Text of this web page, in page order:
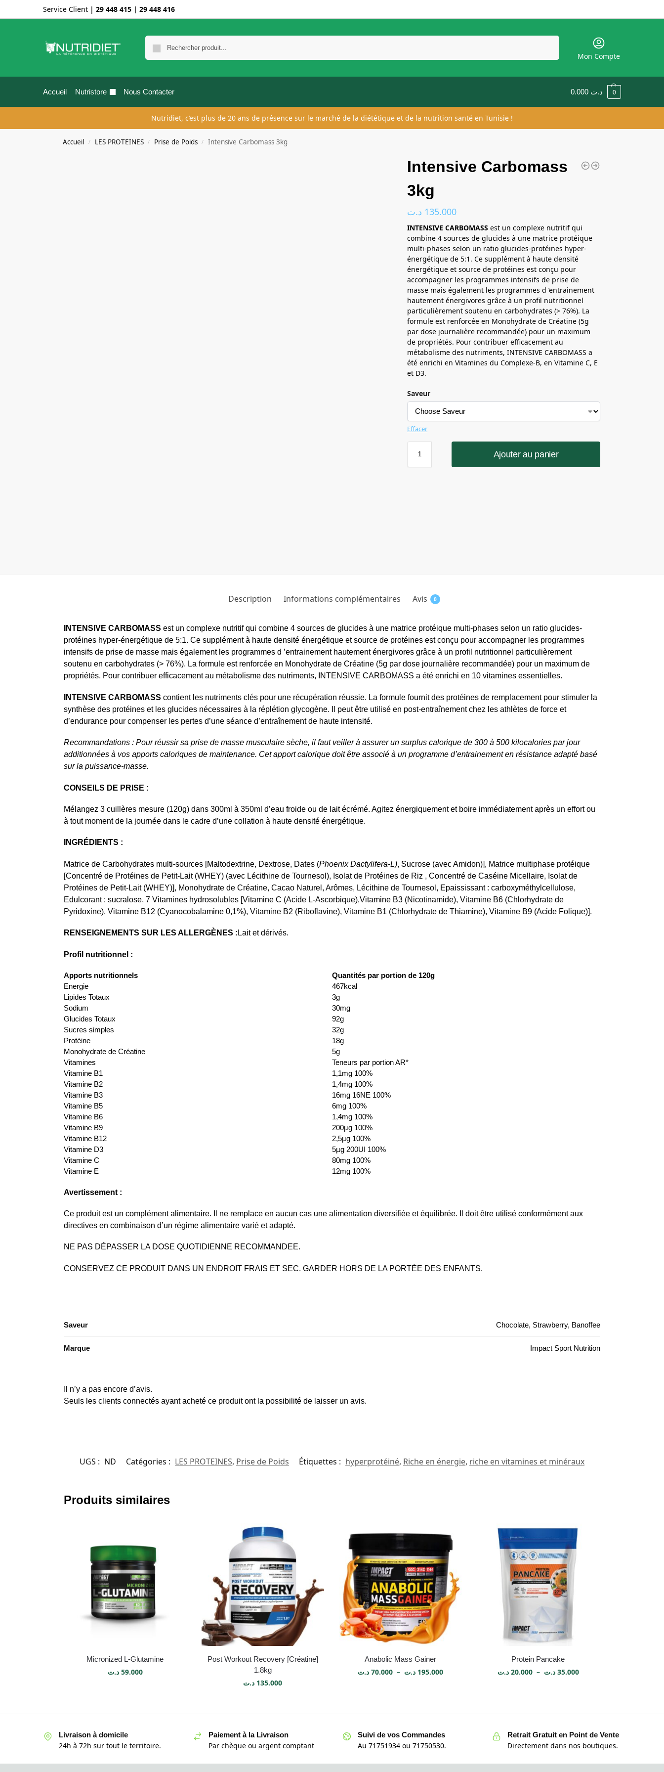
Service Client | 29 448 415 | 29 448 416
Mon Compte
Accueil Nutristore Nous Contacter 0.000 د.ت 0
Nutridiet, c’est plus de 20 ans de présence sur le marché de la diététique et de la nutrition santé en Tunisie !
Accueil / LES PROTEINES / Prise de Poids / Intensive Carbomass 3kg
Intensive Carbomass
3kg
135.000 د.ت
INTENSIVE CARBOMASS est un complexe nutritif qui
combine 4 sources de glucides à une matrice protéique
multi-phases selon un ratio glucides-protéines hyper-
énergétique de 5:1. Ce supplément à haute densité
énergétique et source de protéines est conçu pour
accompagner les programmes intensifs de prise de
masse mais également les programmes d ’entrainement
hautement énergivores grâce à un profil nutritionnel
particulièrement soutenu en carbohydrates (> 76%). La
formule est renforcée en Monohydrate de Créatine (5g
par dose journalière recommandée) pour un maximum
de propriétés. Pour contribuer efficacement au
métabolisme des nutriments, INTENSIVE CARBOMASS a
été enrichi en Vitamines du Complexe-B, en Vitamine C, E
et D3.
Saveur
Effacer
Ajouter au panier
Description Informations complémentaires Avis 0
INTENSIVE CARBOMASS est un complexe nutritif qui combine 4 sources de glucides à une matrice protéique multi-phases selon un ratio glucides-
protéines hyper-énergétique de 5:1. Ce supplément à haute densité énergétique et source de protéines est conçu pour accompagner les programmes
intensifs de prise de masse mais également les programmes d ’entrainement hautement énergivores grâce à un profil nutritionnel particulièrement
soutenu en carbohydrates (> 76%). La formule est renforcée en Monohydrate de Créatine (5g par dose journalière recommandée) pour un maximum de
propriétés. Pour contribuer efficacement au métabolisme des nutriments, INTENSIVE CARBOMASS a été enrichi en 10 vitamines essentielles.
INTENSIVE CARBOMASS contient les nutriments clés pour une récupération réussie. La formule fournit des protéines de remplacement pour stimuler la
synthèse des protéines et les glucides nécessaires à la réplétion glycogène. Il peut être utilisé en post-entraînement chez les athlètes de force et
d’endurance pour compenser les pertes d’une séance d’entraînement de haute intensité.
Recommandations : Pour réussir sa prise de masse musculaire sèche, il faut veiller à assurer un surplus calorique de 300 à 500 kilocalories par jour
additionnées à vos apports caloriques de maintenance. Cet apport calorique doit être associé à un programme d’entrainement en résistance adapté basé
sur la puissance-masse.
CONSEILS DE PRISE :
Mélangez 3 cuillères mesure (120g) dans 300ml à 350ml d’eau froide ou de lait écrémé. Agitez énergiquement et boire immédiatement après un effort ou
à tout moment de la journée dans le cadre d’une collation à haute densité énergétique.
INGRÉDIENTS :
Matrice de Carbohydrates multi-sources [Maltodextrine, Dextrose, Dates (PhoenixDactylifera-L), Sucrose (avec Amidon)], Matrice multiphase protéique
[Concentré de Protéines de Petit-Lait (WHEY) (avec Lécithine de Tournesol), Isolat de Protéines de Riz , Concentré de Caséine Micellaire, Isolat de
Protéines de Petit-Lait (WHEY)], Monohydrate de Créatine, Cacao Naturel, Arômes, Lécithine de Tournesol, Epaississant : carboxyméthylcellulose,
Edulcorant : sucralose, 7 Vitamines hydrosolubles [Vitamine C (Acide L-Ascorbique),Vitamine B3 (Nicotinamide), Vitamine B6 (Chlorhydrate de
Pyridoxine), Vitamine B12 (Cyanocobalamine 0,1%), Vitamine B2 (Riboflavine), Vitamine B1 (Chlorhydrate de Thiamine), Vitamine B9 (Acide Folique)].
RENSEIGNEMENTS SUR LES ALLERGÈNES : Lait et dérivés.
Profil nutritionnel :
Apports nutritionnels
Quantités par portion de 120g
Energie
467kcal
Lipides Totaux
3g
Sodium
30mg
Glucides Totaux
92g
Sucres simples
32g
Protéine
18g
Monohydrate de Créatine
5g
Vitamines
Teneurs par portion AR*
Vitamine B1
1,1mg 100%
Vitamine B2
1,4mg 100%
Vitamine B3
16mg 16NE 100%
Vitamine B5
6mg 100%
Vitamine B6
1,4mg 100%
Vitamine B9
200µg 100%
Vitamine B12
2,5µg 100%
Vitamine D3
5µg 200UI 100%
Vitamine C
80mg 100%
Vitamine E
12mg 100%
Avertissement :
Ce produit est un complément alimentaire. Il ne remplace en aucun cas une alimentation diversifiée et équilibrée. Il doit être utilisé conformément aux
directives en combinaison d’un régime alimentaire varié et adapté.
NE PAS DÉPASSER LA DOSE QUOTIDIENNE RECOMMANDEE.
CONSERVEZ CE PRODUIT DANS UN ENDROIT FRAIS ET SEC. GARDER HORS DE LA PORTÉE DES ENFANTS.
Saveur Chocolate, Strawberry, Banoffee
Marque Impact Sport Nutrition
Il n’y a pas encore d’avis.
Seuls les clients connectés ayant acheté ce produit ont la possibilité de laisser un avis.
UGS : ND Catégories : LES PROTEINES, Prise de Poids Étiquettes : hyperprotéiné, Riche en énergie, riche en vitamines et minéraux
Produits similaires
Micronized L-Glutamine
59.000 د.ت
Post Workout Recovery [Créatine]
1.8kg
135.000 د.ت
Anabolic Mass Gainer
70.000 د.ت – 195.000 د.ت
Protein Pancake
20.000 د.ت – 35.000 د.ت
Livraison à domicile
24h à 72h sur tout le territoire.
Paiement à la Livraison
Par chèque ou argent comptant
Suivi de vos Commandes
Au 71751934 ou 71750530.
Retrait Gratuit en Point de Vente
Directement dans nos boutiques.